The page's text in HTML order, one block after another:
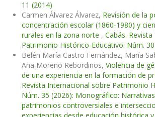
11 (2014)
Carmen Álvarez Álvarez, Revisión de la
concentración escolar (1860-1980) y
rurales en la zona norte , Cabás.
Patrimonio Histórico-Educativo: Núm.
Belén María Castro Fernández, María
Ana Moreno Rebordinos, Violencia de
de una experiencia en la formación de
Revista Internacional sobre Patrimonio
Núm. 35 (2026): Monográfico:
patrimonios controversiales e